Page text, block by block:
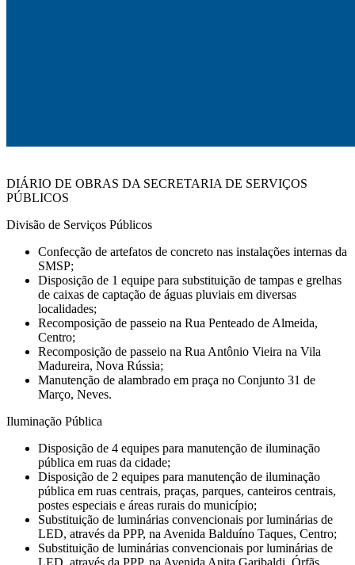
DIÁRIO DE OBRAS DA SECRETARIA DE SERVIÇOS
PÚBLICOS
Divisão de Serviços Públicos
Confecção de artefatos de concreto nas instalações internas da
SMSP;
Disposição de 1 equipe para substituição de tampas e grelhas
de caixas de captação de águas pluviais em diversas
localidades;
Recomposição de passeio na Rua Penteado de Almeida,
Centro;
Recomposição de passeio na Rua Antônio Vieira na Vila
Madureira, Nova Rússia;
Manutenção de alambrado em praça no Conjunto 31 de
Março, Neves.
Iluminação Pública
Disposição de 4 equipes para manutenção de iluminação
pública em ruas da cidade;
Disposição de 2 equipes para manutenção de iluminação
pública em ruas centrais, praças, parques, canteiros centrais,
postes especiais e áreas rurais do município;
Substituição de luminárias convencionais por luminárias de
LED, através da PPP, na Avenida Balduíno Taques, Centro;
Substituição de luminárias convencionais por luminárias de
LED, através da PPP, na Avenida Anita Garibaldi, Órfãs.